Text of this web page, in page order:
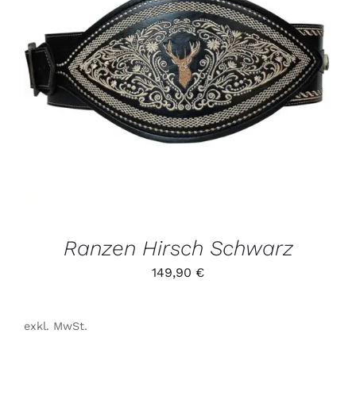
DIESES
PRODUKT
WEIST
MEHRERE
VARIANTEN
AUF.
DIE
GEWÄHLT
WERDEN
/
DETAILS
Ranzen Hirsch Schwarz
149,90 €
exkl. MwSt.